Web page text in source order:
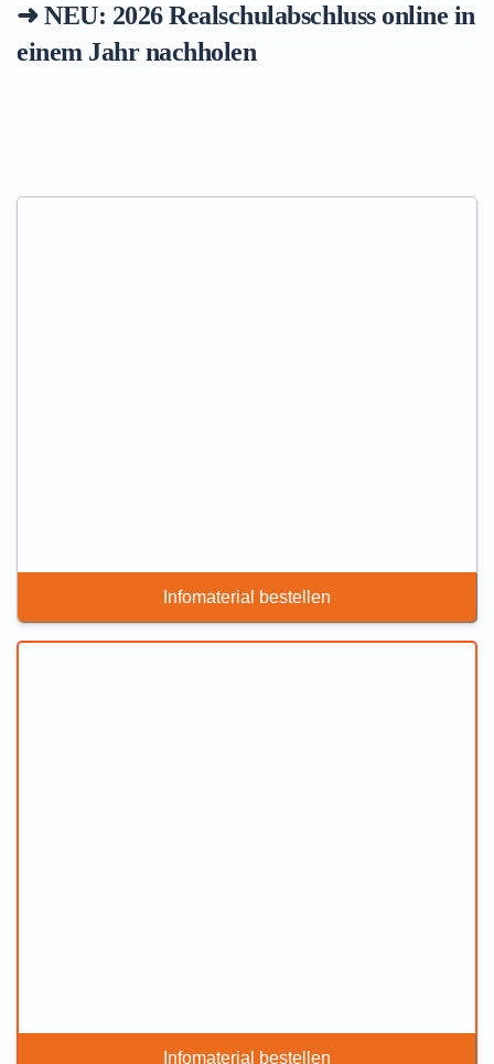
➜ NEU: 2026Realschulabschluss online in
einem Jahr nachholen
Infomaterial bestellen
Infomaterial bestellen